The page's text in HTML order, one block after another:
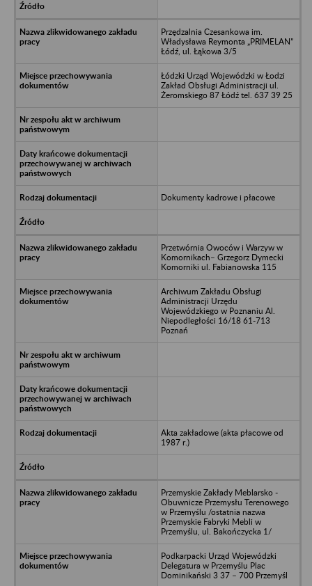
Przędzalnia Czesankowa im.
Władysława Reymonta „PRIMELAN”
Łódź, ul. Łąkowa 3/5
Łódzki Urząd Wojewódzki w Łodzi
Zakład Obsługi Administracji ul.
Żeromskiego 87 Łódź tel. 637 39 25
Dokumenty kadrowe i płacowe
Przetwórnia Owoców i Warzyw w
Komornikach– Grzegorz Dymecki
Komorniki ul. Fabianowska 115
Archiwum Zakładu Obsługi
Administracji Urzędu
Wojewódzkiego w Poznaniu Al.
Niepodległości 16/18 61-713
Poznań
Akta zakładowe (akta płacowe od
1987 r.)
Przemyskie Zakłady Meblarsko -
Obuwnicze Przemysłu Terenowego
w Przemyślu /ostatnia nazwa
Przemyskie Fabryki Mebli w
Przemyślu, ul. Bakończycka 1/
Podkarpacki Urząd Wojewódzki
Delegatura w Przemyślu Plac
Dominikański 3 37 – 700 Przemyśl